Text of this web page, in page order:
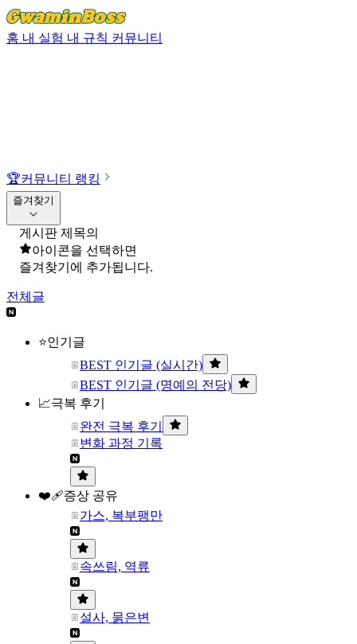
홈 내 실험 내 규칙 커뮤니티
🏆커뮤니티 랭킹
즐겨찾기
게시판 제목의
아이콘을 선택하면
즐겨찾기에 추가됩니다.
전체글
⭐인기글
BEST 인기글 (실시간)
BEST 인기글 (명예의 전당)
📈극복 후기
완전 극복 후기
변화 과정 기록
❤️‍🩹증상 공유
가스, 복부팽만
속쓰림, 역류
설사, 묽은변